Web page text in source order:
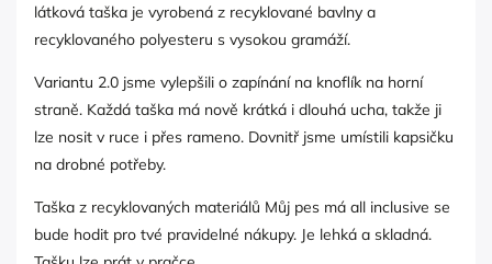
látková taška je vyrobená z recyklované bavlny a
recyklovaného polyesteru s vysokou gramáží.
Variantu 2.0 jsme vylepšili o zapínání na knoflík na horní
straně. Každá taška má nově krátká i dlouhá ucha, takže ji
lze nosit v ruce i přes rameno. Dovnitř jsme umístili kapsičku
na drobné potřeby.
Taška z recyklovaných materiálů Můj pes má all inclusive se
bude hodit pro tvé pravidelné nákupy. Je lehká a skladná.